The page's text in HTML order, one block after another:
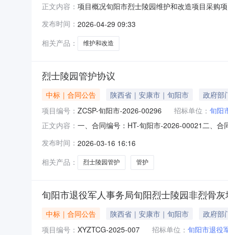
正文内容： 项目概况旬阳市烈士陵园维护和改造项目采购
士陵园维护和改造项目):合同包预算金额：
发布时间： 2026-04-29 09:33
相关产品：
维护和改造
烈士陵园管护协议
中标｜合同公告 陕西省｜安康市｜旬阳市 政府部
项目编号： ZCSP-旬阳市-2026-00296 招标单位： 旬阳
正文内容： 一、合同编号：HT-旬阳市-2026-00021二、
系方式：15009156171六、合同主要信息主要
发布时间： 2026-03-16 16:16
相关产品：
烈士陵园管护 管护
旬阳市退役军人事务局旬阳烈士陵园非烈骨
中标｜合同公告 陕西省｜安康市｜旬阳市 政府部
项目编号： XYZTCG-2025-007 招标单位： 旬阳市退役